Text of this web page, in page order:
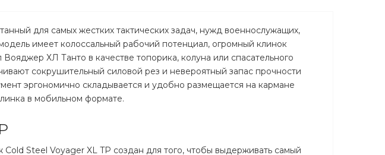
для самых жестких тактических задач, нужд военнослужащих,
имеет колоссальный рабочий потенциал, огромный клинок
ХЛ Танто в качестве топорика, колуна или спасательного
сокрушительный силовой рез и невероятный запас прочности
эргономично складывается и удобно размещается на кармане
в мобильном формате.
Steel Voyager XL TP создан для того, чтобы выдерживать самый